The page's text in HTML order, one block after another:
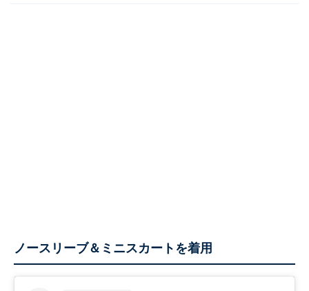
ノースリーブ＆ミニスカートを着用